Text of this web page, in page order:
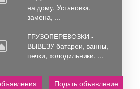
на дому. Установка,
замена, ...
ГРУЗОПЕРЕВОЗКИ -
ВЫВЕЗУ батареи, ванны,
печки, холодильники, ...
Подать объявление